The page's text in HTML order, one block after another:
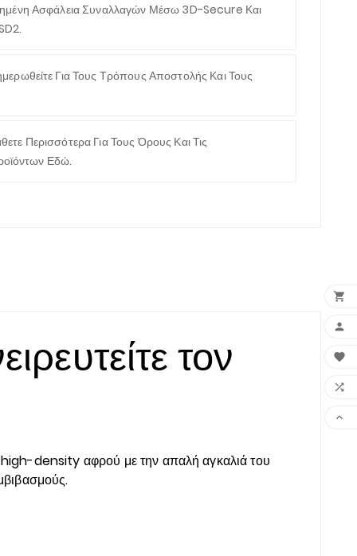
Ασφάλεια Συναλλαγών Μέσω 3D-Secure Και
Για Τους Τρόπους Αποστολής Και Τους
Περισσότερα Για Τους Όρους Και Τις
Εδώ.
τον
high-density αφρού με την απαλή αγκαλιά του




